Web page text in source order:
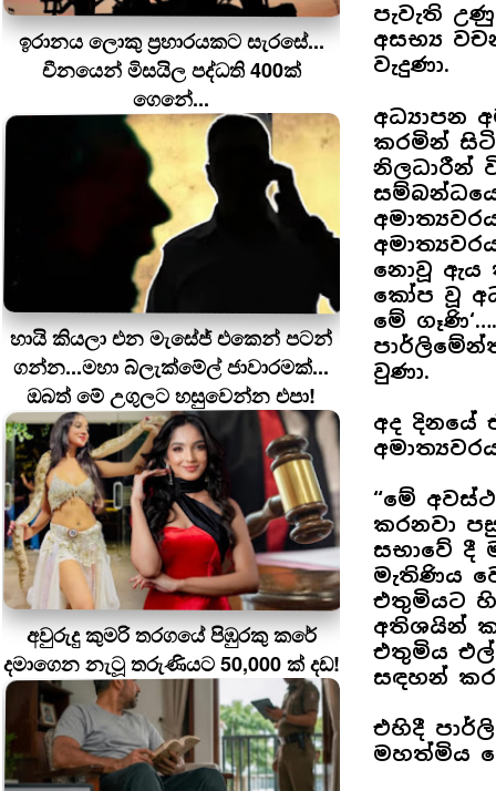
ඉරානය ලොකු ප‍්‍රහාරයකට සැරසේ...
චීනයෙන් මිසයිල පද්ධති 400ක්
ගෙනේ...
හායි කියලා එන මැසේජ් එකෙන් පටන්
ගන්න...මහා බ්ලැක්මේල් ජාවාරමක්...
ඔබත් මේ උගුලට හසුවෙන්න එපා!
අවුරුදු කුමරි තරගයේ පිඹුරකු කරේ
දමාගෙන නැටූ තරුණියට 50,000 ක් දඩ!
පැවැති
අසභ්‍ය
වැදුණා.
අධ්‍යාපන
කරමින්
නිලධාරීන්
නොවූ ඇය
කෝප වූ
මේ
වුණා.
අද දිනයේ
“මේ
කරනවා
සභාවේ දී
මැතිණිය
එතුමියට
අතිශයින්
එතුමිය
සඳහන්
එහිදී
මහත්මිය